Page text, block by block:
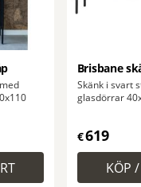
Brisbane
Skänk i svart
glasdörrar
€619